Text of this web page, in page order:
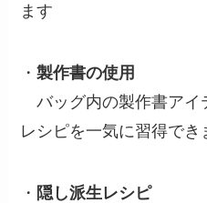
ます
・製作書の使用
バッグ内の製作書アイ
レシピを一気に習得でき
・ 隠し派生レシピ